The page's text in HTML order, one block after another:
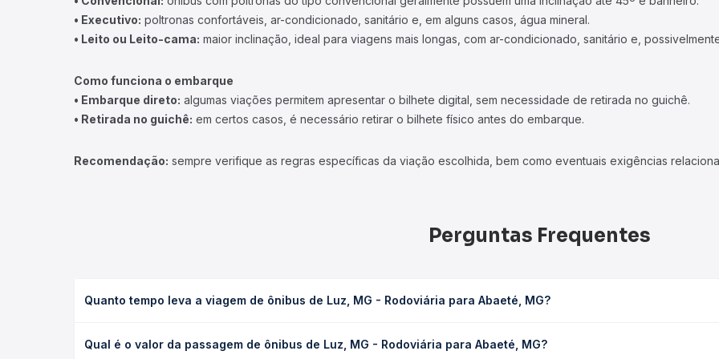
• Executivo: poltronas confortáveis, ar-condicionado, sanitário e, em alguns casos, água mineral.
• Leito ou Leito-cama: maior inclinação, ideal para viagens mais longas, com ar-condicionado, sanitário e,
Como funciona o embarque
• Embarque direto: algumas viações permitem apresentar o bilhete digital, sem necessidade de retirada no guichê.
• Retirada no guichê: em certos casos, é necessário retirar o bilhete físico antes do embarque.
Recomendação: sempre verifique as regras específicas da viação escolhida, bem como eventuais exigências
Perguntas Frequentes
Quanto tempo leva a viagem de ônibus de Luz, MG - Rodoviária para Abaeté, MG?
leito) e as condições de tráfego. Na Quero Passagem você consulta os horários disponíveis e vê a duração exata de
Qual é o valor da passagem de ônibus de Luz, MG - Rodoviária para Abaeté, MG?